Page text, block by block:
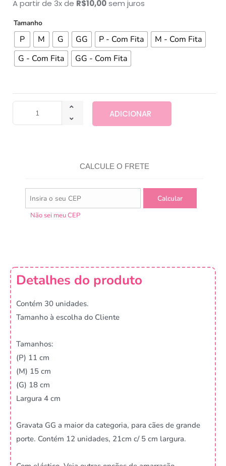
A partir de 3x de R$10,00sem juros
Tamanho
P M G GG P - Com Fita
M - Com Fita
G - Com Fita
GG - Com Fita
ADICIONAR
CALCULE O FRETE
Não sei meu CEP
Detalhes do produto
Contém 30 unidades.
Tamanho à escolha do Cliente
Tamanhos:
(P) 11 cm
(M) 15 cm
(G) 18 cm
Largura 4 cm
Gravata GG a maior da categoria, para cães de grande
porte. Contém 12 unidades, 21cm c/ 5 cm largura.